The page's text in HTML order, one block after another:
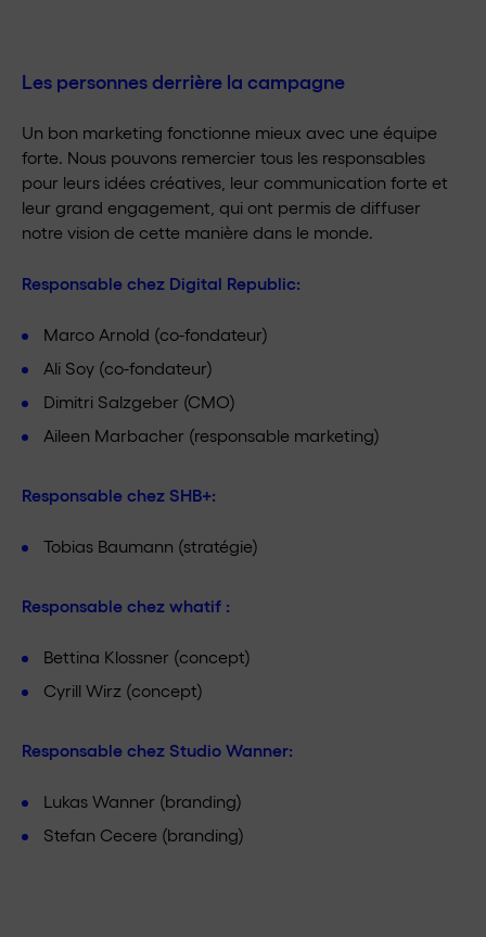
Les personnes derrière la campagne
Un bon marketing fonctionne mieux avec une équipe
forte. Nous pouvons remercier tous les responsables
pour leurs idées créatives, leur communication forte et
leur grand engagement, qui ont permis de diffuser
notre vision de cette manière dans le monde.
Responsable chez Digital Republic:
Marco Arnold (co-fondateur)
Ali Soy (co-fondateur)
Dimitri Salzgeber (CMO)
Aileen Marbacher (responsable marketing)
Responsable chez SHB+:
Tobias Baumann (stratégie)
Responsable chez whatif :
Bettina Klossner (concept)
Cyrill Wirz (concept)
Responsable chez Studio Wanner:
Lukas Wanner (branding)
Stefan Cecere (branding)